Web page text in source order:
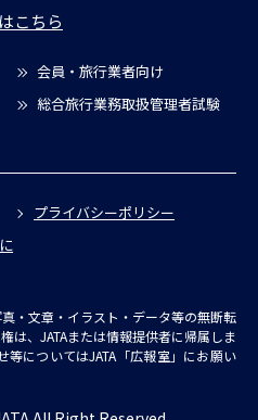
こちら
会員・旅行業者向け
総合旅行業務取扱管理者試験
プライバシーポリシー
・文章・イラスト・データ等の無断転
は、JATAまたは情報提供者に帰属しま
等についてはJATA「広報室」にお願い